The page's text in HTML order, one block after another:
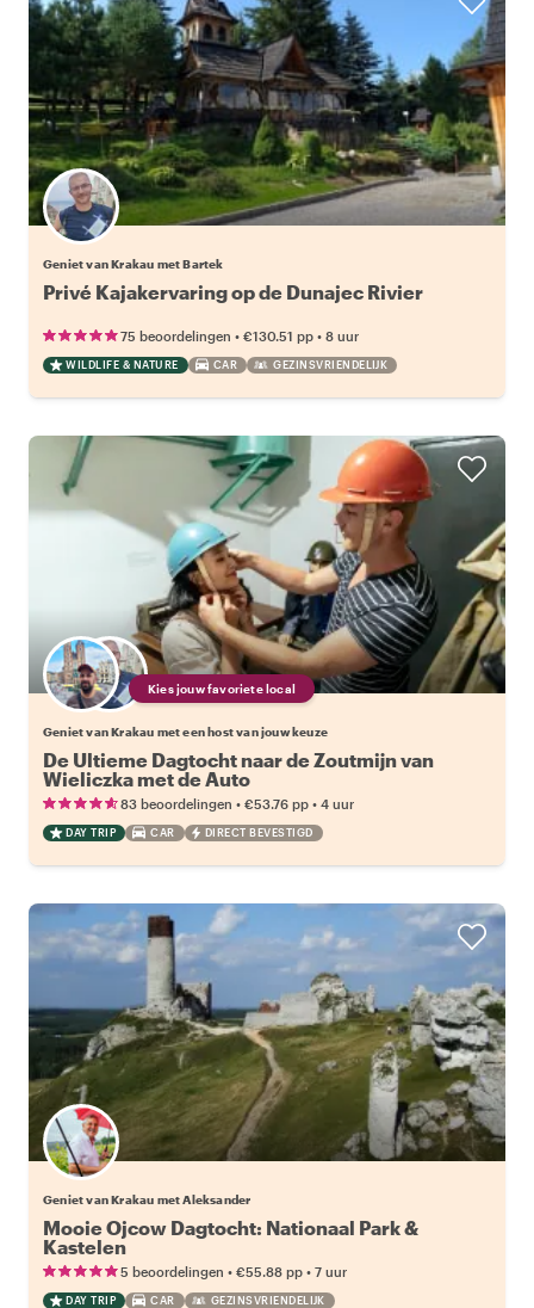
Geniet van Krakau met Bartek
Privé Kajakervaring op de Dunajec Rivier
75 beoordelingen • €130.51 pp • 8 uur
WILDLIFE & NATURE CAR GEZINSVRIENDELIJK
Kies jouw favoriete local
Geniet van Krakau met een host van jouw keuze
De Ultieme Dagtocht naar de Zoutmijn van
Wieliczka met de Auto
83 beoordelingen • €53.76 pp • 4 uur
DAY TRIP CAR DIRECT BEVESTIGD
Geniet van Krakau met Aleksander
Mooie Ojcow Dagtocht: Nationaal Park &
Kastelen
5 beoordelingen • €55.88 pp • 7 uur
DAY TRIP CAR GEZINSVRIENDELIJK